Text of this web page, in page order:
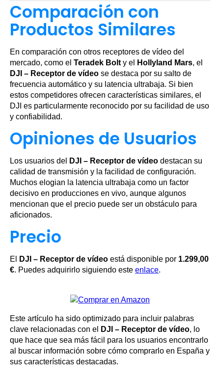
Comparación con
Productos Similares
En comparación con otros receptores de vídeo del
mercado, como el Teradek Bolty el Hollyland Mars, el
DJI – Receptor de vídeo se destaca por su salto de
frecuencia automático y su latencia ultrabaja. Si bien
estos competidores ofrecen características similares, el
DJI es particularmente reconocido por su facilidad de uso
y confiabilidad.
Opiniones de Usuarios
Los usuarios del DJI – Receptor de vídeo destacan su
calidad de transmisión y la facilidad de configuración.
Muchos elogian la latencia ultrabaja como un factor
decisivo en producciones en vivo, aunque algunos
mencionan que el precio puede ser un obstáculo para
aficionados.
Precio
El DJI – Receptor de vídeo está disponible por 1.299,00
€. Puedes adquirirlo siguiendo este enlace.
Este artículo ha sido optimizado para incluir palabras
clave relacionadas con el
DJI – Receptor de vídeo, lo
que hace que sea más fácil para los usuarios encontrarlo
al buscar información sobre cómo comprarlo en España y
sus características destacadas.